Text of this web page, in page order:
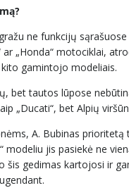
ne funkcijų
„Honda“ motociklai,
gamintojo modeliais.
bet tautos lūpose
„Ducati“, bet Alpių
A. Bubinas
jis pasiekė ne
šis gedimas kartojosi ir